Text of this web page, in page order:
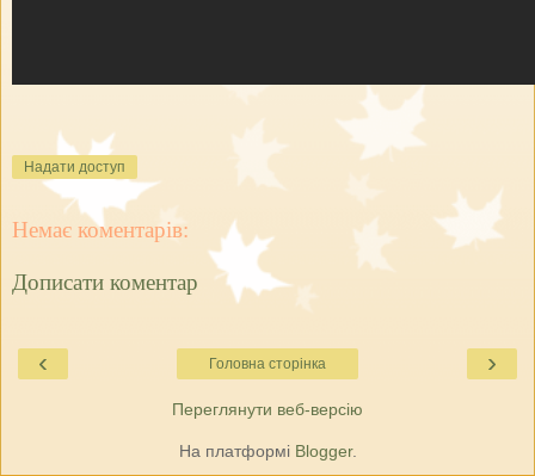
Надати доступ
Немає коментарів:
Дописати коментар
‹ ›
Головна сторінка
Переглянути веб-версію
На платформі Blogger.